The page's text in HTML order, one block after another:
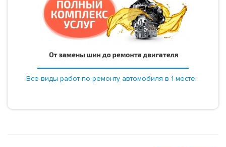
Все виды работ по ремонту автомобиля в 1 месте.